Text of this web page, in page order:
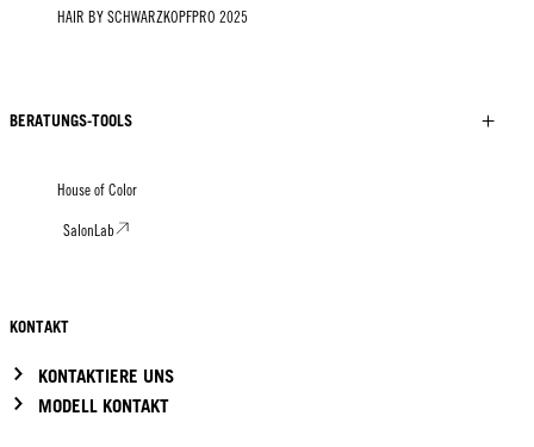
HAIR BY SCHWARZKOPFPRO 2025
BERATUNGS-TOOLS
House of Color
SalonLab
KONTAKT
KONTAKTIERE UNS
MODELL KONTAKT